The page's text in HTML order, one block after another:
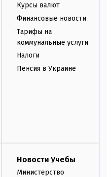
Курсы валют
Финансовые новости
Тарифы на
коммунальные услуги
Налоги
Пенсия в Украине
Новости Учебы
Министерство